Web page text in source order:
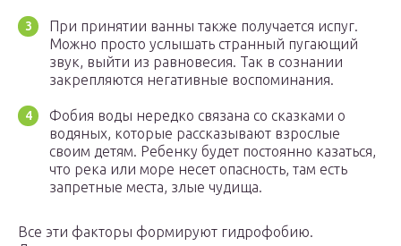
При принятии ванны также получается испуг.
Можно просто услышать странный пугающий
звук, выйти из равновесия. Так в сознании
закрепляются негативные воспоминания.
Фобия воды нередко связана со сказками о
водяных, которые рассказывают взрослые
своим детям. Ребенку будет постоянно казаться,
что река или море несет опасность, там есть
запретные места, злые чудища.
Все эти факторы формируют гидрофобию.